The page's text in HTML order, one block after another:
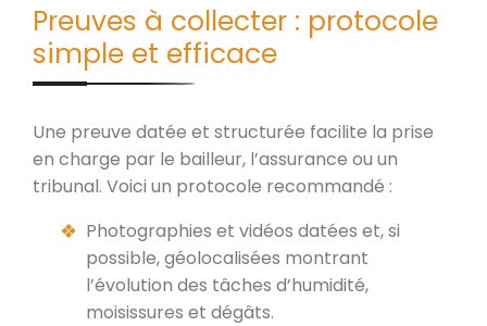
Preuves à collecter : protocole
simple et efficace
Une preuve datée et structurée facilite la prise
en charge par le bailleur, l’assurance ou un
tribunal. Voici un protocole recommandé :
Photographies et vidéos datées et, si
possible, géolocalisées montrant
l’évolution des tâches d’humidité,
moisissures et dégâts.